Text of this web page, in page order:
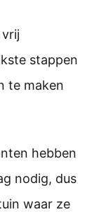
stappen
te maken
hebben
nodig, dus
waar ze